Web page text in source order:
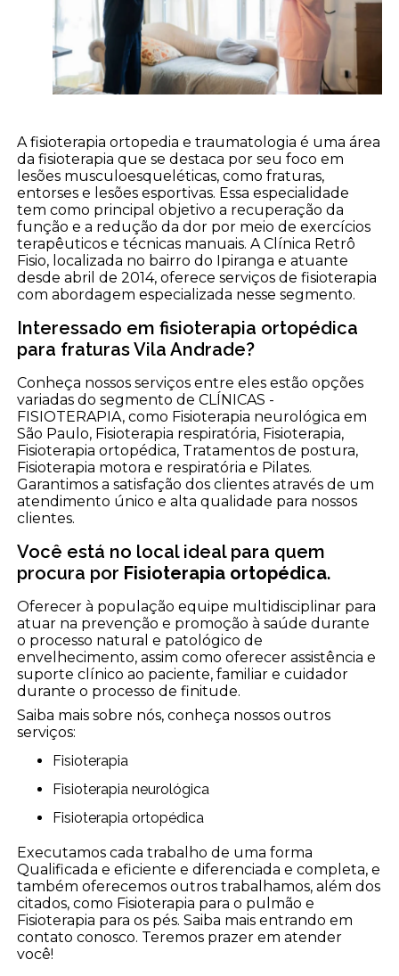
A fisioterapia ortopedia e traumatologia é uma área
da fisioterapia que se destaca por seu foco em
lesões musculoesqueléticas, como fraturas,
entorses e lesões esportivas. Essa especialidade
tem como principal objetivo a recuperação da
função e a redução da dor por meio de exercícios
terapêuticos e técnicas manuais. A Clínica Retrô
Fisio, localizada no bairro do Ipiranga e atuante
desde abril de 2014, oferece serviços de fisioterapia
com abordagem especializada nesse segmento.
Interessado em fisioterapia ortopédica
para fraturas Vila Andrade?
Conheça nossos serviços entre eles estão opções
variadas do segmento de CLÍNICAS -
FISIOTERAPIA, como Fisioterapia neurológica em
São Paulo, Fisioterapia respiratória, Fisioterapia,
Fisioterapia ortopédica, Tratamentos de postura,
Fisioterapia motora e respiratória e Pilates.
Garantimos a satisfação dos clientes através de um
atendimento único e alta qualidade para nossos
clientes.
Você está no local ideal para quem
procura por Fisioterapia ortopédica.
Oferecer à população equipe multidisciplinar para
atuar na prevenção e promoção à saúde durante
o processo natural e patológico de
envelhecimento, assim como oferecer assistência e
suporte clínico ao paciente, familiar e cuidador
durante o processo de finitude.
Saiba mais sobre nós, conheça nossos outros
serviços:
Fisioterapia
Fisioterapia neurológica
Fisioterapia ortopédica
Executamos cada trabalho de uma forma
Qualificada e eficiente e diferenciada e completa, e
também oferecemos outros trabalhamos, além dos
citados, como Fisioterapia para o pulmão e
Fisioterapia para os pés. Saiba mais entrando em
contato conosco. Teremos prazer em atender
você!